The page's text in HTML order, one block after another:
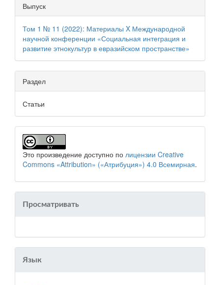
Выпуск
Том 1 № 11 (2022): Материалы X Международной
научной конференции «Социальная интеграция и
развитие этнокультур в евразийском пространстве»
Раздел
Статьи
Это произведение доступно по лицензии Creative
Commons «Attribution» («Атрибуция») 4.0 Всемирная.
Просматривать
Язык